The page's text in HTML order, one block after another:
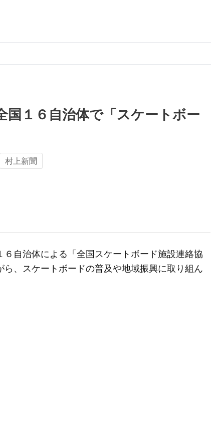
国１６自治体で「スケートボー
村上新聞
自治体による「全国スケートボード施設連絡協
、スケートボードの普及や地域振興に取り組ん